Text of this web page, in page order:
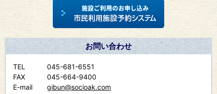
お問い合わせ
TEL
045-681-6551
FAX
045-664-9400
E-mail
gibun@socioak.com